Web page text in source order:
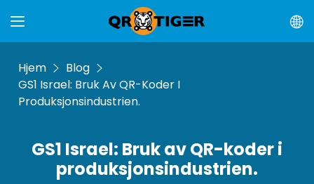
Hjem
Blog
GS1 Israel: Bruk Av QR-Koder I
Produksjonsindustrien.
GS1 Israel: Bruk av QR-koder i
produksjonsindustrien.